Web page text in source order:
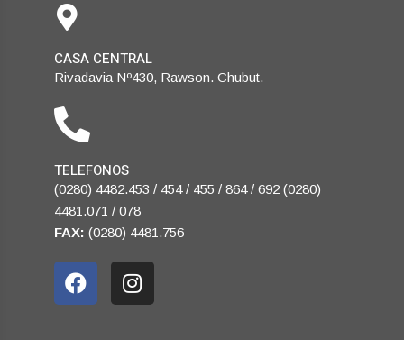
CASA CENTRAL
Rivadavia Nº430, Rawson. Chubut.
TELEFONOS
(0280) 4482.453 / 454 / 455 / 864 / 692 (0280)
4481.071 / 078
FAX: (0280) 4481.756